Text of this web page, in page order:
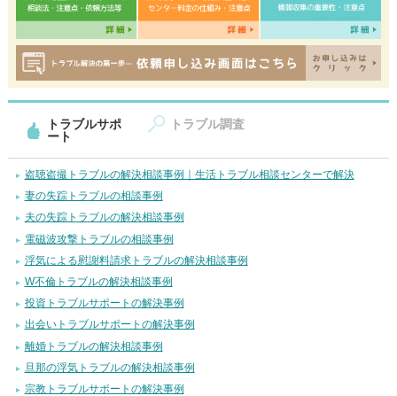
トラブルサポ
ート
トラブル調査
盗聴盗撮トラブルの解決相談事例｜生活トラブル相談センターで解決
妻の失踪トラブルの相談事例
夫の失踪トラブルの解決相談事例
電磁波攻撃トラブルの相談事例
浮気による慰謝料請求トラブルの解決相談事例
W不倫トラブルの解決相談事例
投資トラブルサポートの解決事例
出会いトラブルサポートの解決事例
離婚トラブルの解決相談事例
旦那の浮気トラブルの解決相談事例
宗教トラブルサポートの解決事例